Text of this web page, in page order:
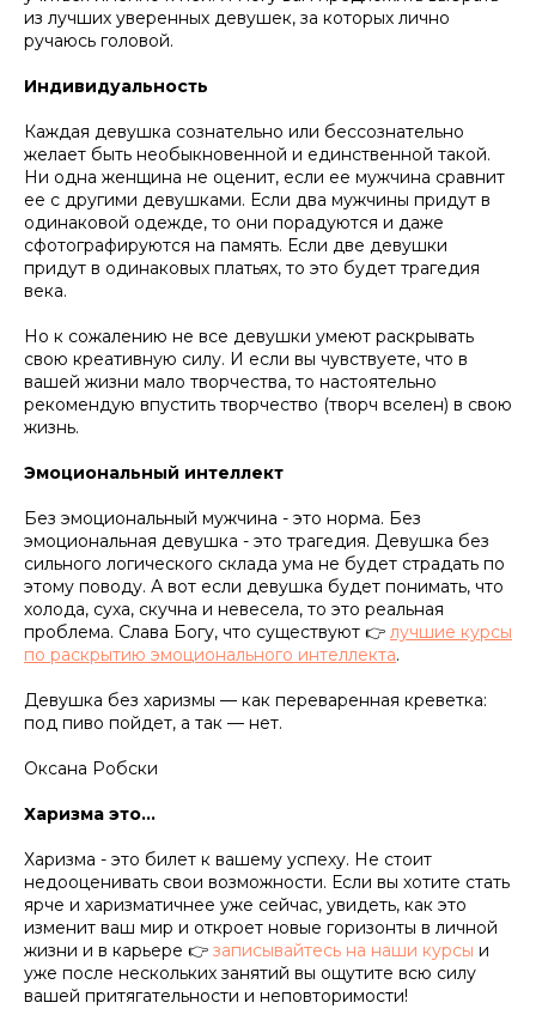
из лучших уверенных девушек, за которых лично
ручаюсь головой.
Индивидуальность
Каждая девушка сознательно или бессознательно
желает быть необыкновенной и единственной такой.
Ни одна женщина не оценит, если ее мужчина сравнит
ее с другими девушками. Если два мужчины придут в
одинаковой одежде, то они порадуются и даже
сфотографируются на память. Если две девушки
придут в одинаковых платьях, то это будет трагедия
века.
Но к сожалению не все девушки умеют раскрывать
свою креативную силу. И если вы чувствуете, что в
вашей жизни мало творчества, то настоятельно
рекомендую впустить творчество (творч вселен) в свою
жизнь.
Эмоциональный интеллект
Без эмоциональный мужчина - это норма. Без
эмоциональная девушка - это трагедия. Девушка без
сильного логического склада ума не будет страдать по
этому поводу. А вот если девушка будет понимать, что
холода, суха, скучна и невесела, то это реальная
проблема. Слава Богу, что существуют 👉 лучшие курсы
по раскрытию эмоционального интеллекта.
Девушка без харизмы — как переваренная креветка:
под пиво пойдет, а так — нет.
Оксана Робски
Харизма это…
Харизма - это билет к вашему успеху. Не стоит
недооценивать свои возможности. Если вы хотите стать
ярче и харизматичнее уже сейчас, увидеть, как это
изменит ваш мир и откроет новые горизонты в личной
жизни и в карьере 👉 записывайтесь на наши курсы и
уже после нескольких занятий вы ощутите всю силу
вашей притягательности и неповторимости!